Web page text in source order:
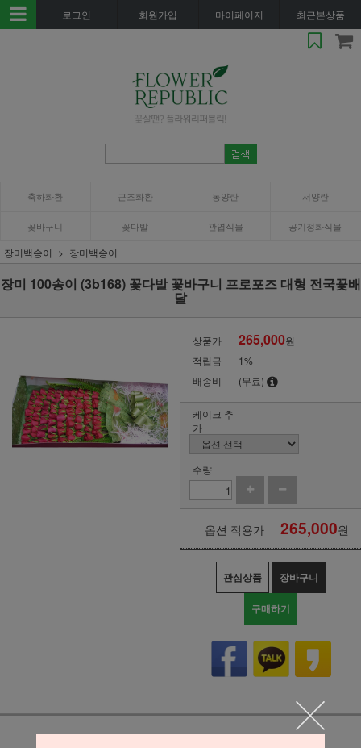
로그인 회원가입 마이페이지 최근본상품
축하화환 근조화환 동양란 서양란
꽃바구니 꽃다발 관엽식물 공기정화식물
장미백송이 장미백송이
장미 100송이 (3b168) 꽃다발 꽃바구니 프로포즈 대형 전국꽃배
달
상품가 265,000원
적립금
1%
배송비
(무료)
케이크 추
가
수량
옵션 적용가 265,000원
관심상품 장바구니
구매하기